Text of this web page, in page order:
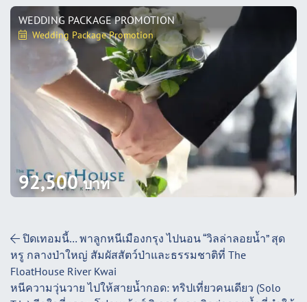
WEDDING PACKAGE PROMOTION
Wedding Package Promotion
92,500บาท
Post Navigation
ปิดเทอมนี้… พาลูกหนีเมืองกรุง ไปนอน “วิลล่าลอยน้ำ” สุด
หรู กลางป่าใหญ่ สัมผัสสัตว์ป่าและธรรมชาติที่ The
FloatHouse River Kwai
หนีความวุ่นวาย ไปให้สายน้ำกอด: ทริปเที่ยวคนเดียว (Solo